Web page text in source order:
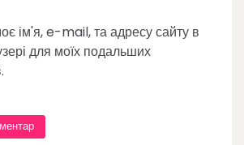
ім'я, e-mail, та адресу сайту в
для моїх подальших